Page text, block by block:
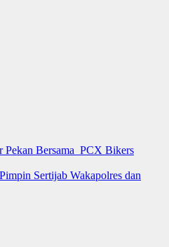
Pekan Bersama PCX Bikers
Sertijab Wakapolres dan